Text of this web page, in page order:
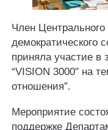
Член
демократического
приняла участие в
“VISION 3000″ на
отношения”.
Мероприятие
поддержке